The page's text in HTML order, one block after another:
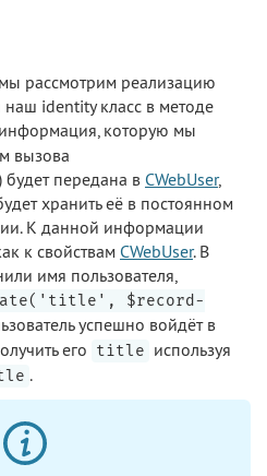
рассмотрим реализацию
наш identity класс в методе
информация, которую мы
вызова
будет передана в CWebUser,
хранить её в постоянном
К данной информации
к свойствам CWebUser. В
имя пользователя,
$record-
успешно войдёт в
его title используя
.